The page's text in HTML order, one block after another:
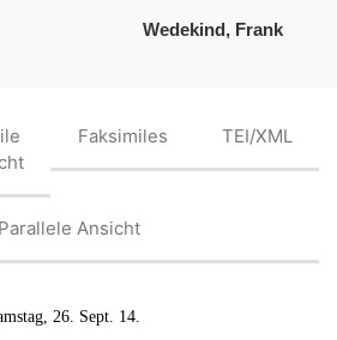
Wedekind, Frank
Faksimiles TEI/XML
Parallele Ansicht
26. Sept. 14.